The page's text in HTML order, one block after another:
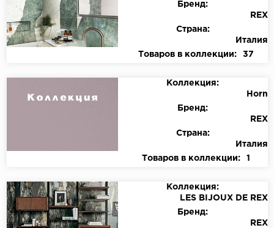
Бренд:
REX
Страна:
Италия
Товаров в коллекции:
37
Коллекция:
Horn
Бренд:
REX
Страна:
Италия
Товаров в коллекции:
1
Коллекция:
LES BIJOUX DE REX
Бренд:
REX